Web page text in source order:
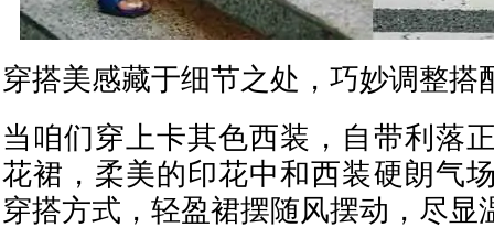
穿搭美感藏于细节之处，巧妙调整搭
当咱们穿上卡其色西装，自带利落
花裙，柔美的印花中和西装硬朗气
穿搭方式，轻盈裙摆随风摆动，尽显